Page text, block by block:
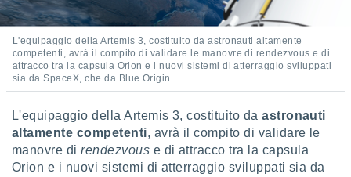
" o
cookie
sito
il
L'equipaggio della Artemis 3, costituito da astronauti altamente
competenti, avrà il compito di validare le manovre di rendezvous e di
attracco tra la capsula Orion e i nuovi sistemi di atterraggio sviluppati
sia da SpaceX, che da Blue Origin.
L'equipaggio della Artemis 3, costituito daastronauti
altamente competenti, avrà il compito di validare le
manovre direndezvous e di attracco tra la capsula
Orion e i nuovi sistemi di atterraggio sviluppati sia da